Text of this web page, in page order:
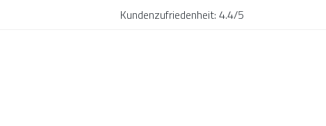
Kundenzufriedenheit: 4.4/5